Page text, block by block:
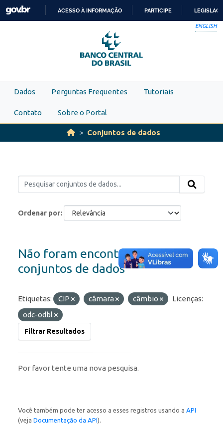
Skip to main content
PARA
O
CONTEÚDO
ACESSO À INFORMAÇÃO PARTICIPE
ENGLISH
Dados Perguntas Frequentes Tutoriais
Contato Sobre o Portal
Conjuntos de dados
Ordenar por
Não foram encontrados
conjuntos de dados
Etiquetas: CIP câmara câmbio
Licenças:
odc-odbl
Filtrar Resultados
Por favor tente uma nova pesquisa.
Você também pode ter acesso a esses registros usando a API
(veja Documentação da API).